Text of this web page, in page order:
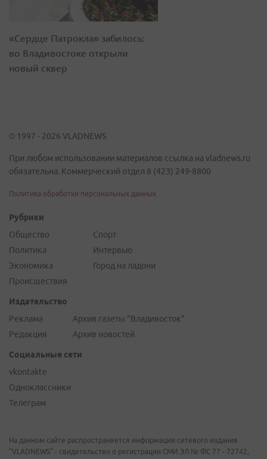
«Сердце Патрокла» забилось:
во Владивостоке открыли
новый сквер
© 1997 - 2026 VLADNEWS
При любом использовании материалов ссылка на vladnews.ru
обязательна. Коммерческий отдел 8 (423) 249-8800
Политика обработки персональных данных
Рубрики
Общество
Политика
Экономика
Происшествия
Спорт
Интервью
Город на ладони
Издательство
Реклама
Редакция
Архив газеты "Владивосток"
Архив новостей
Социальные сети
vkontakte
Одноклассники
Телеграм
На данном сайте распространяется информация сетевого издания
"VLADNEWS" - свидетельство о регистрации СМИ ЭЛ № ФС 77 - 72742,